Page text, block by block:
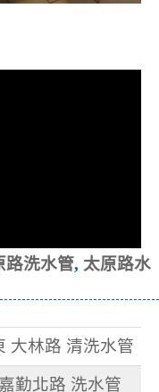
路洗水管, 太原路水
大林路 清洗水管
勤北路 洗水管